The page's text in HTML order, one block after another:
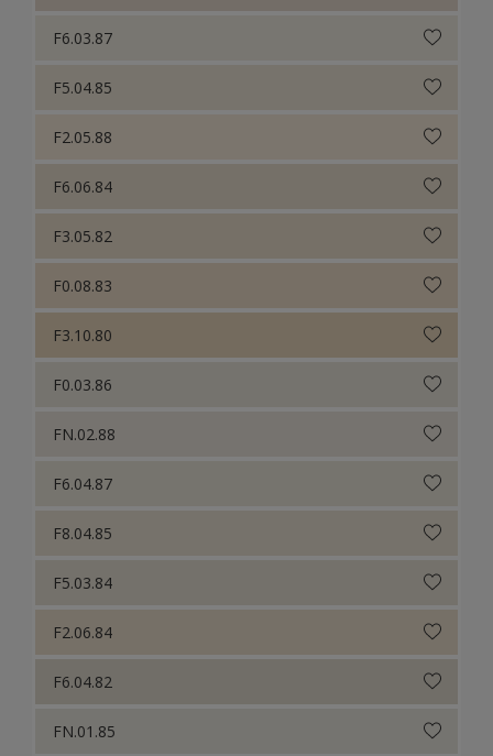
F6.03.87
F5.04.85
F2.05.88
F6.06.84
F3.05.82
F0.08.83
F3.10.80
F0.03.86
FN.02.88
F6.04.87
F8.04.85
F5.03.84
F2.06.84
F6.04.82
FN.01.85